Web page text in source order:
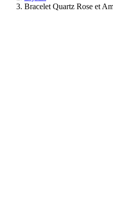
Bracelet Quartz Rose et